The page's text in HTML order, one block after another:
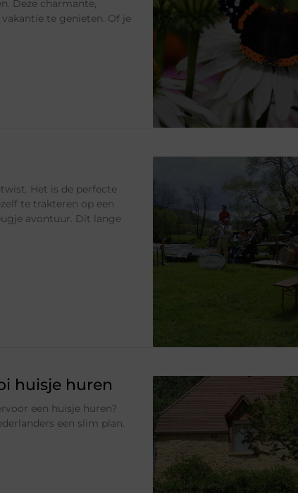
Deze charmante,
te genieten. Of je
Het is de perfecte
te trakteren op een
avontuur. Dit lange
huisje huren
een huisje huren?
een slim plan.